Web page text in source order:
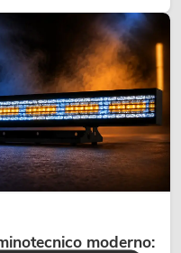
moderno: